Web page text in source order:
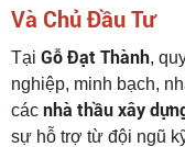
Và Chủ Đầu Tư
Tại Gỗ Đạt Thành,
nghiệp, minh bạch,
các nhà thầu xây
sự hỗ trợ từ đội ngũ